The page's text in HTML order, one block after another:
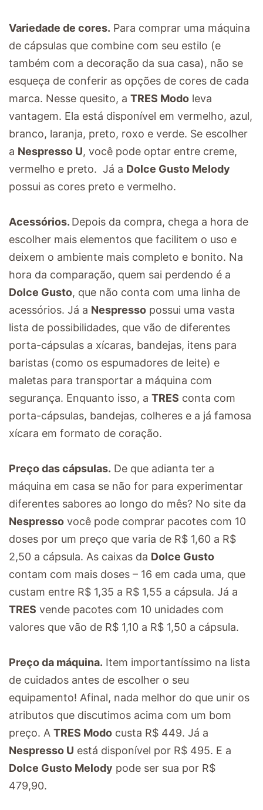
Variedade de cores. Para comprar uma máquina
de cápsulas que combine com seu estilo (e
também com a decoração da sua casa), não se
esqueça de conferir as opções de cores de cada
marca. Nesse quesito, a TRES Modo leva
vantagem. Ela está disponível em vermelho, azul,
branco, laranja, preto, roxo e verde. Se escolher
a Nespresso U, você pode optar entre creme,
vermelho e preto. Já a Dolce Gusto Melody
possui as cores preto e vermelho.
Acessórios. Depois da compra, chega a hora de
escolher mais elementos que facilitem o uso e
deixem o ambiente mais completo e bonito. Na
hora da comparação, quem sai perdendo é a
Dolce Gusto, que não conta com uma linha de
acessórios. Já a Nespresso possui uma vasta
lista de possibilidades, que vão de diferentes
porta-cápsulas a xícaras, bandejas, itens para
baristas (como os espumadores de leite) e
maletas para transportar a máquina com
segurança. Enquanto isso, a TRES conta com
porta-cápsulas, bandejas, colheres e a já famosa
xícara em formato de coração.
Preço das cápsulas. De que adianta ter a
máquina em casa se não for para experimentar
diferentes sabores ao longo do mês? No site da
Nespresso você pode comprar pacotes com 10
doses por um preço que varia de R$ 1,60 a R$
2,50 a cápsula. As caixas da Dolce Gusto
contam com mais doses – 16 em cada uma, que
custam entre R$ 1,35 a R$ 1,55 a cápsula. Já a
TRES vende pacotes com 10 unidades com
valores que vão de R$ 1,10 a R$ 1,50 a cápsula.
Preço da máquina. Item importantíssimo na lista
de cuidados antes de escolher o seu
equipamento! Afinal, nada melhor do que unir os
atributos que discutimos acima com um bom
preço. A TRES Modo custa R$ 449. Já a
Nespresso U está disponível por R$ 495. E a
Dolce Gusto Melody pode ser sua por R$
479,90.